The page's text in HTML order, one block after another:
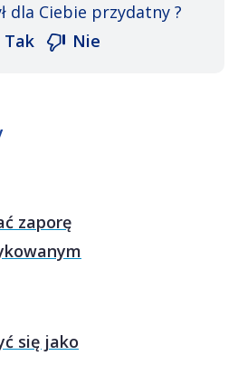
dla Ciebie przydatny ?
Tak
Nie
zaporę
się jako